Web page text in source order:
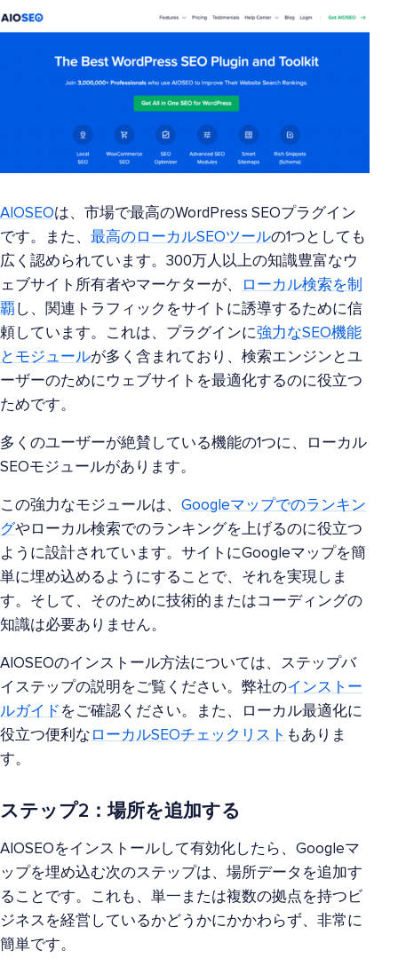
AIOSEOは、市場で最高のWordPress SEOプラグイン
です。また、 最高のローカルSEOツールの1つとしても
広く認められています。300万人以上の知識豊富なウ
ェブサイト所有者やマーケターが、
ローカル検索を制
覇 し、関連トラフィックをサイトに誘導するために信
頼しています。これは、プラグインに強力なSEO機能
とモジュールが多く含まれており、検索エンジンとユ
ーザーのためにウェブサイトを最適化するのに役立つ
ためです。
多くのユーザーが絶賛している機能の1つに、ローカル
SEOモジュールがあります。
この強力なモジュールは、 Googleマップでのランキン
グやローカル検索でのランキングを上げるのに役立つ
ように設計されています。サイトにGoogleマップを簡
単に埋め込めるようにすることで、それを実現しま
す。そして、そのために技術的またはコーディングの
知識は必要ありません。
AIOSEOのインストール方法については、ステップバ
イステップの説明をご覧ください。弊社のインストー
ルガイド をご確認ください。また、ローカル最適化に
役立つ便利な ローカルSEOチェックリスト もありま
す。
ステップ2：場所を追加する
AIOSEOをインストールして有効化したら、Googleマ
ップを埋め込む次のステップは、場所データを追加す
ることです。これも、単一または複数の拠点を持つビ
ジネスを経営しているかどうかにかかわらず、非常に
簡単です。